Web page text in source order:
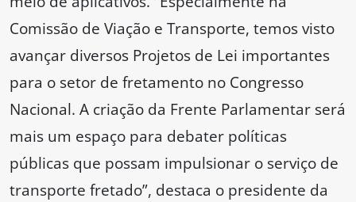
Comissão de Viação e Transporte, temos visto
avançar diversos Projetos de Lei importantes
para o setor de fretamento no Congresso
Nacional. A criação da Frente Parlamentar será
mais um espaço para debater políticas
públicas que possam impulsionar o serviço de
transporte fretado”, destaca o presidente da